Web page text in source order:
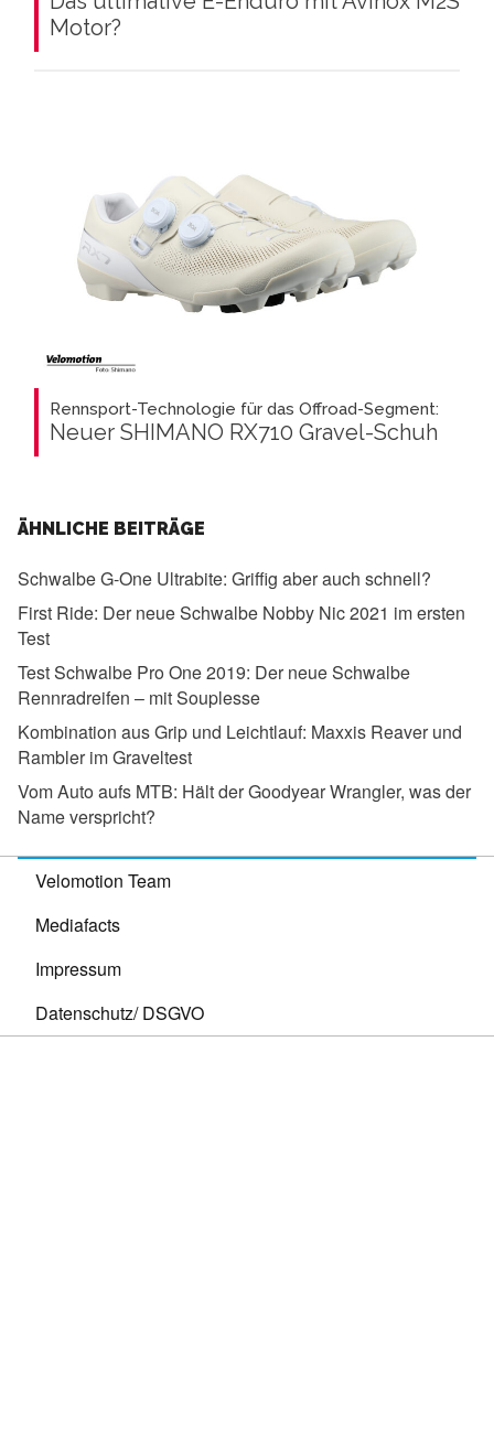
Motor?
Rennsport-Technologie für das Offroad-Segment:
Neuer SHIMANO RX710 Gravel-Schuh
ÄHNLICHE BEITRÄGE
Schwalbe G-One Ultrabite: Griffig aber auch schnell?
First Ride: Der neue Schwalbe Nobby Nic 2021 im ersten
Test
Test Schwalbe Pro One 2019: Der neue Schwalbe
Rennradreifen – mit Souplesse
Kombination aus Grip und Leichtlauf: Maxxis Reaver und
Rambler im Graveltest
Vom Auto aufs MTB: Hält der Goodyear Wrangler, was der
Name verspricht?
Velomotion Team
Mediafacts
Impressum
Datenschutz/ DSGVO